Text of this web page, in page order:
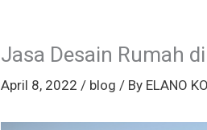
Jasa Desain Rumah
April 8, 2022/ blog / By ELANO